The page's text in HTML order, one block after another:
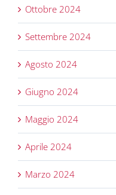
Ottobre 2024
Settembre 2024
Agosto 2024
Giugno 2024
Maggio 2024
Aprile 2024
Marzo 2024